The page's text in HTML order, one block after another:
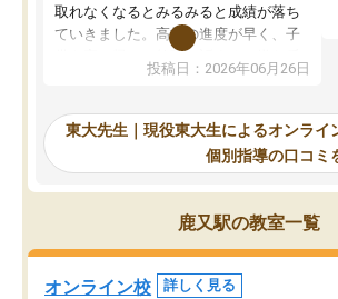
取れなくなるとみるみると成績が落ち
ていきました。高校の進度が早く、子
供も家に帰って勉強の話すると嫌な反
応を示します。東大先生にお願いして
れるので、親としても安心です。毎日
使える自習室とかもあり、わからない
ところがあれば先生が回答してくれる
のも重宝しています。
投稿日：2026年06月26日
東大先生｜現役東大生によるオンライ
個別指導の口コミ
鹿又駅の教室一覧
オンライン校 詳しく見る